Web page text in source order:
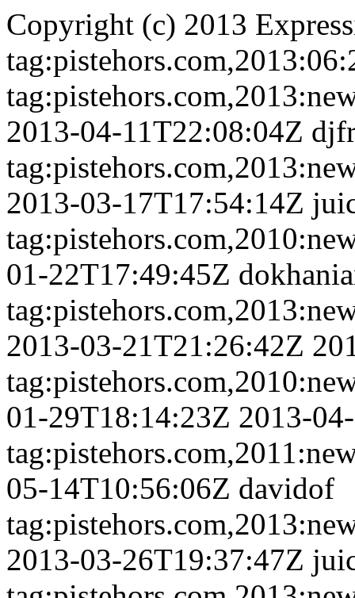
Copyright (c) 2013
2013-04-11T22:08:04Z
2013-03-17T17:54:14Z
01-22T17:49:45Z
2013-03-21T21:26:42Z
01-29T18:14:23Z 2013-
05-14T10:56:06Z davidof
2013-03-26T19:37:47Z